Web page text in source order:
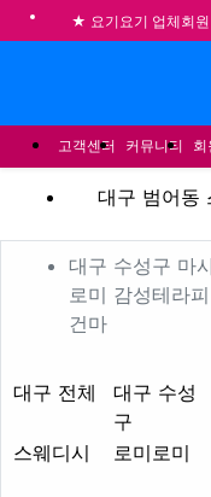
★ 요기요기 업체회
★요기요기 설 연휴
고객센터 커뮤니티
대구
대구 범어동
업체 정보
대구 수
대구 수성구 마
로미 감성테라
건마Description
대구 전체
대구 수성
구
지역1
스웨디시
로미로미
테마